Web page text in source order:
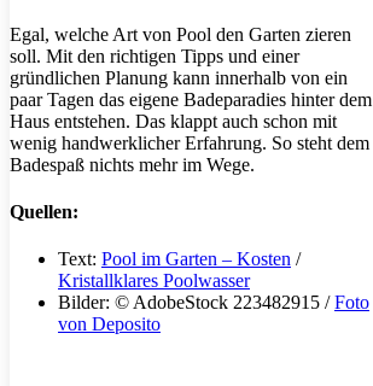
Egal, welche Art von Pool den Garten zieren
soll. Mit den richtigen Tipps und einer
gründlichen Planung kann innerhalb von ein
paar Tagen das eigene Badeparadies hinter dem
Haus entstehen. Das klappt auch schon mit
wenig handwerklicher Erfahrung. So steht dem
Badespaß nichts mehr im Wege.
Quellen:
Text: Pool im Garten – Kosten /
Kristallklares Poolwasser
Bilder: © AdobeStock 223482915 /Foto
von Deposito